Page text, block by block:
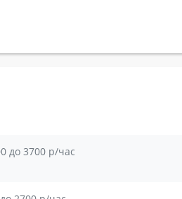
до 3700 р/час
Премиум